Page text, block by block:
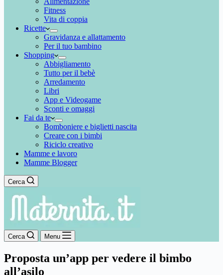
Fitness
Vita di coppia
Ricette
Gravidanza e allattamento
Per il tuo bambino
Shopping
Abbigliamento
Tutto per il bebè
Arredamento
Libri
App e Videogame
Sconti e omaggi
Fai da te
Bomboniere e biglietti nascita
Creare con i bimbi
Riciclo creativo
Mamme e lavoro
Mamme Blogger
Cerca
Cerca Menu
Proposta un’app per vedere il bimbo
all’asilo